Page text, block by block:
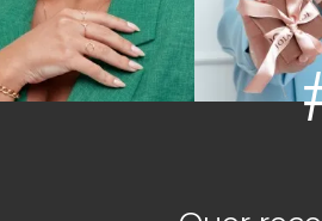
masculino
a ser mais largos, marcando